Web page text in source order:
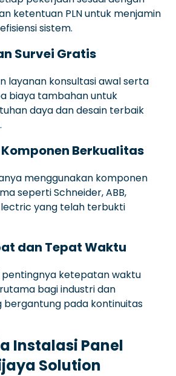
ketentuan PLN untuk menjamin
sistem.
Survei Gratis
layanan konsultasi awal serta
biaya tambahan untuk
daya dan desain terbaik
Berkualitas
menggunakan komponen
seperti Schneider, ABB,
yang telah terbukti
dan Tepat Waktu
ketepatan waktu
bagi industri dan
bergantung pada kontinuitas
Instalasi Panel
Solution